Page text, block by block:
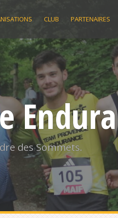
CLUB PARTENAIRES
des Sommets.